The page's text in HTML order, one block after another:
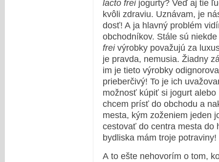
lacto freijogurty? Veď aj tie
kvôli zdraviu. Uznávam, je
dosť! A ja hlavný problém
obchodníkov. Stále sú
freivýrobky považujú za
je pravda, nemusia. Žiadny
im je tieto výrobky
prieberčivý! To je ich
možnosť kúpiť si jogurt
chcem prísť do obchodu a
mesta, kým zoženiem jeden
cestovať do centra mesta do
bydliska mám troje potraviny!
A to ešte nehovorím o tom,